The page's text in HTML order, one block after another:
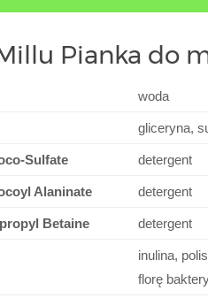
Pianka do
woda
gliceryna,
Sulfate detergent
Alaninate detergent
Betaine detergent
inulina,
florę